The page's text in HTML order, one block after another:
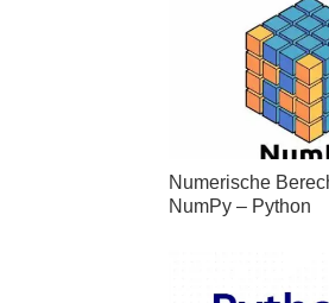
Numerische
NumPy – Python